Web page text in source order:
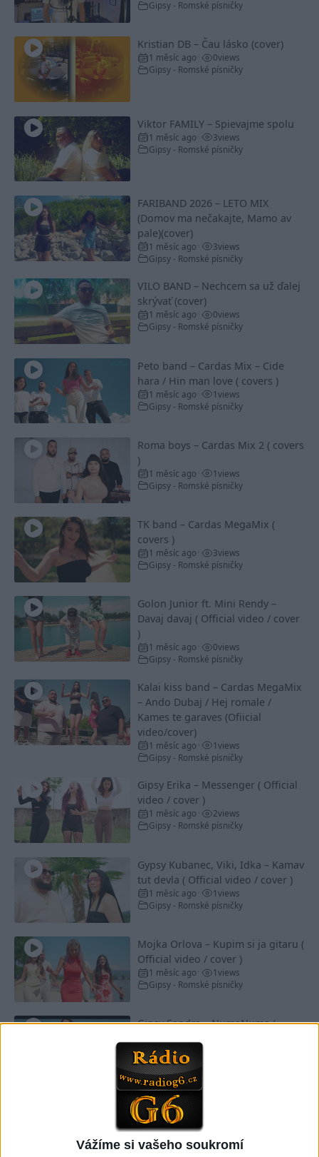
Vážíme si vašeho soukromí
Gipsy - Romské písničky
Kristian DB – Čau lásko (cover)
1 měsíc ago 0views
Gipsy - Romské písničky
Viktor FAMILY – Spievajme spolu
1 měsíc ago 3views
Gipsy - Romské písničky
FARIBAND 2026 – LETO MIX
(Domov ma nečakajte, Mamo av
pale)(cover)
1 měsíc ago 3views
Gipsy - Romské písničky
VILO BAND – Nechcem sa už ďalej
skrývať (cover)
1 měsíc ago 0views
Gipsy - Romské písničky
Peto band – Cardas Mix – Cide
hara / Hin man love ( covers )
1 měsíc ago 1views
Gipsy - Romské písničky
Roma boys – Cardas Mix 2 ( covers
)
1 měsíc ago 1views
Gipsy - Romské písničky
TK band – Cardas MegaMix (
covers )
1 měsíc ago 3views
Gipsy - Romské písničky
Golon Junior ft. Mini Rendy –
Davaj davaj ( Official video / cover
)
1 měsíc ago 0views
Gipsy - Romské písničky
Kalai kiss band – Cardas MegaMix
– Ando Dubaj / Hej romale /
Kames te garaves (Ofiicial
video/cover)
1 měsíc ago 1views
Gipsy - Romské písničky
Gipsy Erika – Messenger ( Official
video / cover )
1 měsíc ago 2views
Gipsy - Romské písničky
Gypsy Kubanec, Viki, Idka – Kamav
tut devla ( Official video / cover )
1 měsíc ago 1views
Gipsy - Romské písničky
Mojka Orlova – Kupim si ja gitaru (
Official video / cover )
1 měsíc ago 1views
Gipsy - Romské písničky
Gipsy Sandra – NumaNuma (
1 měsíc ago
Gipsy - Romské písničky
Passiv band – Tu tu tu tu ( Official
video / cover )
1 měsíc ago•
Gipsy - Romské písničky